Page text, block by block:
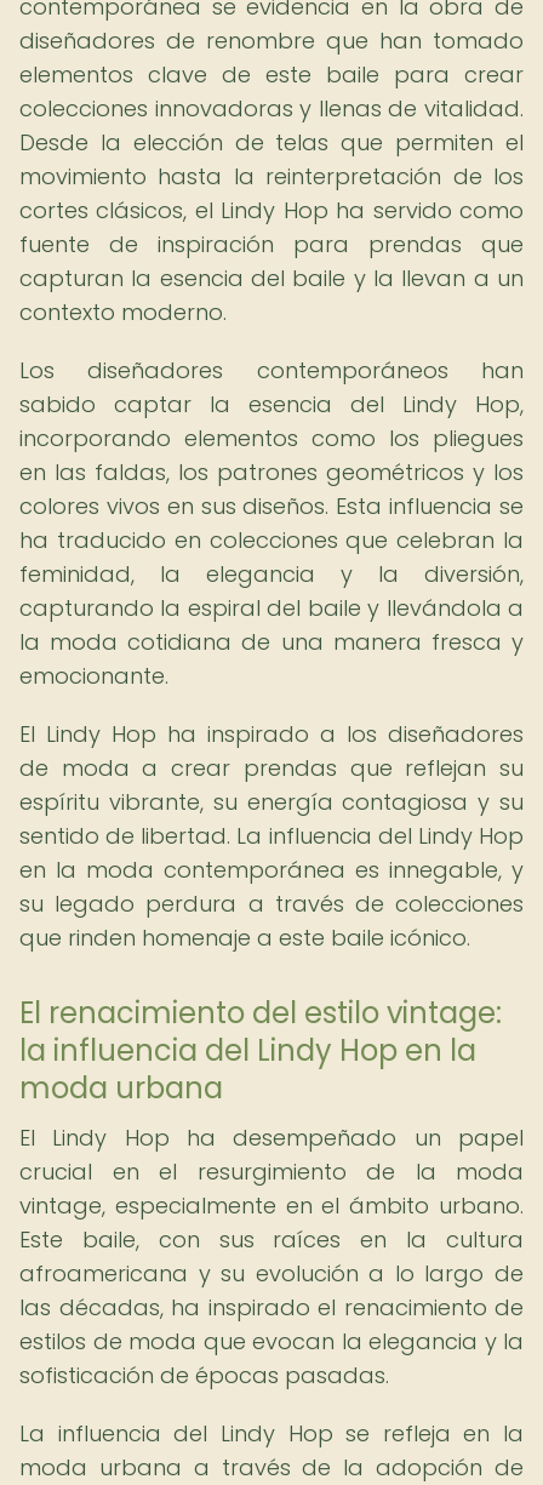
contemporánea se evidencia en la obra de
diseñadores de renombre que han tomado
elementos clave de este baile para crear
colecciones innovadoras y llenas de vitalidad.
Desde la elección de telas que permiten el
movimiento hasta la reinterpretación de los
cortes clásicos, el Lindy Hop ha servido como
fuente de inspiración para prendas que
capturan la esencia del baile y la llevan a un
contexto moderno.
Los diseñadores contemporáneos han
sabido captar la esencia del Lindy Hop,
incorporando elementos como los pliegues
en las faldas, los patrones geométricos y los
colores vivos en sus diseños. Esta influencia se
ha traducido en colecciones que celebran la
feminidad, la elegancia y la diversión,
capturando la espiral del baile y llevándola a
la moda cotidiana de una manera fresca y
emocionante.
El Lindy Hop ha inspirado a los diseñadores
de moda a crear prendas que reflejan su
espíritu vibrante, su energía contagiosa y su
sentido de libertad. La influencia del Lindy Hop
en la moda contemporánea es innegable, y
su legado perdura a través de colecciones
que rinden homenaje a este baile icónico.
El renacimiento del estilo vintage:
la influencia del Lindy Hop en la
moda urbana
El Lindy Hop ha desempeñado un papel
crucial en el resurgimiento de la moda
vintage, especialmente en el ámbito urbano.
Este baile, con sus raíces en la cultura
afroamericana y su evolución a lo largo de
las décadas, ha inspirado el renacimiento de
estilos de moda que evocan la elegancia y la
sofisticación de épocas pasadas.
La influencia del Lindy Hop se refleja en la
moda urbana a través de la adopción de